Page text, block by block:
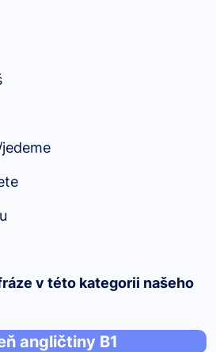
v této kategorii našeho
angličtiny B1